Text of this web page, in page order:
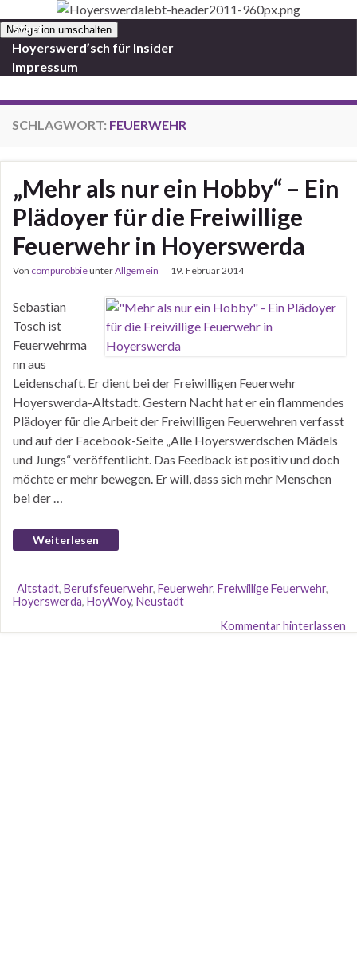
Navigation umschalten
Start
Hoyerswerd’sch für Insider
Impressum
SCHLAGWORT: FEUERWEHR
„Mehr als nur ein Hobby“ – Ein
Plädoyer für die Freiwillige
Feuerwehr in Hoyerswerda
Von compurobbieunterAllgemein 19. Februar 2014
Sebastian
Tosch ist
Feuerwehrma
nn aus
Leidenschaft. Er dient bei der Freiwilligen Feuerwehr
Hoyerswerda-Altstadt. Gestern Nacht hat er ein flammendes
Plädoyer für die Arbeit der Freiwilligen Feuerwehren verfasst
und auf der Facebook-Seite „Alle Hoyerswerdschen Mädels
und Jungs“ veröffentlicht. Das Feedback ist positiv und doch
möchte er mehr bewegen. Er will, dass sich mehr Menschen
bei der …
Weiterlesen
Altstadt, Berufsfeuerwehr, Feuerwehr, Freiwillige Feuerwehr,
Hoyerswerda, HoyWoy, Neustadt
Kommentar hinterlassen